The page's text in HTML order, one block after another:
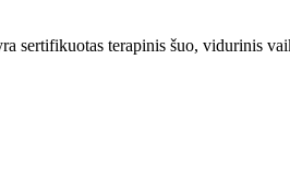
sertifikuotas terapinis šuo, vidurinis